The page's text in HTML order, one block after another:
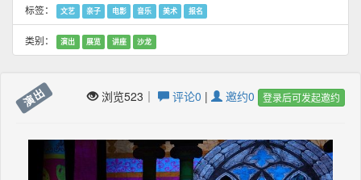
标签： 文艺 亲子 电影 音乐 美术 报名
类别： 演出 展览 讲座 沙龙
演出 浏览523｜ 评论0 | 邀约0 登录后可发起邀约